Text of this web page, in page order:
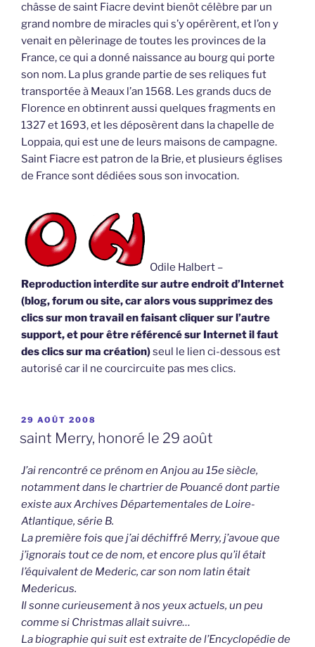
châsse de saint Fiacre devint bienôt célèbre par un
grand nombre de miracles qui s’y opérèrent, et l’on y
venait en pèlerinage de toutes les provinces de la
France, ce qui a donné naissance au bourg qui porte
son nom. La plus grande partie de ses reliques fut
transportée à Meaux l’an 1568. Les grands ducs de
Florence en obtinrent aussi quelques fragments en
1327 et 1693, et les déposèrent dans la chapelle de
Loppaia, qui est une de leurs maisons de campagne.
Saint Fiacre est patron de la Brie, et plusieurs églises
de France sont dédiées sous son invocation.
Odile Halbert –
Reproduction interdite sur autre endroit d’Internet
(blog, forum ou site, car alors vous supprimez des
clics sur mon travail en faisant cliquer sur l’autre
support, et pour être référencé sur Internet il faut
des clics sur ma création)seul le lien ci-dessous est
autorisé car il ne courcircuite pas mes clics.
PUBLIÉ
29 AOÛT 2008
saint Merry, honoré le 29 août
J’ai rencontré ce prénom en Anjou au 15e siècle,
notamment dans le chartrier de Pouancé dont partie
existe aux Archives Départementales de Loire-
Atlantique, série B.
La première fois que j’ai déchiffré Merry, j’avoue que
j’ignorais tout ce de nom, et encore plus qu’il était
l’équivalent de Mederic, car son nom latin était
Medericus.
Il sonne curieusement à nos yeux actuels, un peu
comme si Christmas allait suivre…
La biographie qui suit est extraite de l’Encyclopédie de